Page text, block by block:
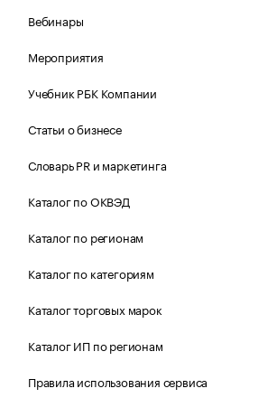
Вебинары
Мероприятия
Учебник РБК Компании
Статьи о бизнесе
Словарь PR и маркетинга
Каталог по ОКВЭД
Каталог по регионам
Каталог по категориям
Каталог торговых марок
Каталог ИП по регионам
Правила использования сервиса